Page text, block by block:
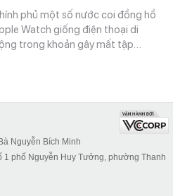
phủ một số nước coi đồng hồ
Watch giống điện thoại di
trong khoản gây mất tập…
Nguyễn Bích Minh
1 phố Nguyễn Huy Tưởng, phường Thanh